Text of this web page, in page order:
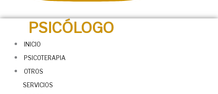
PSICÓLOGO
INICIO
PSICOTERAPIA
OTROS
SERVICIOS